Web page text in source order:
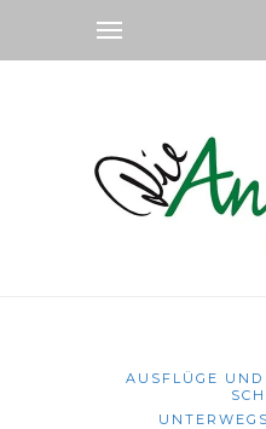
AUSFLÜGE